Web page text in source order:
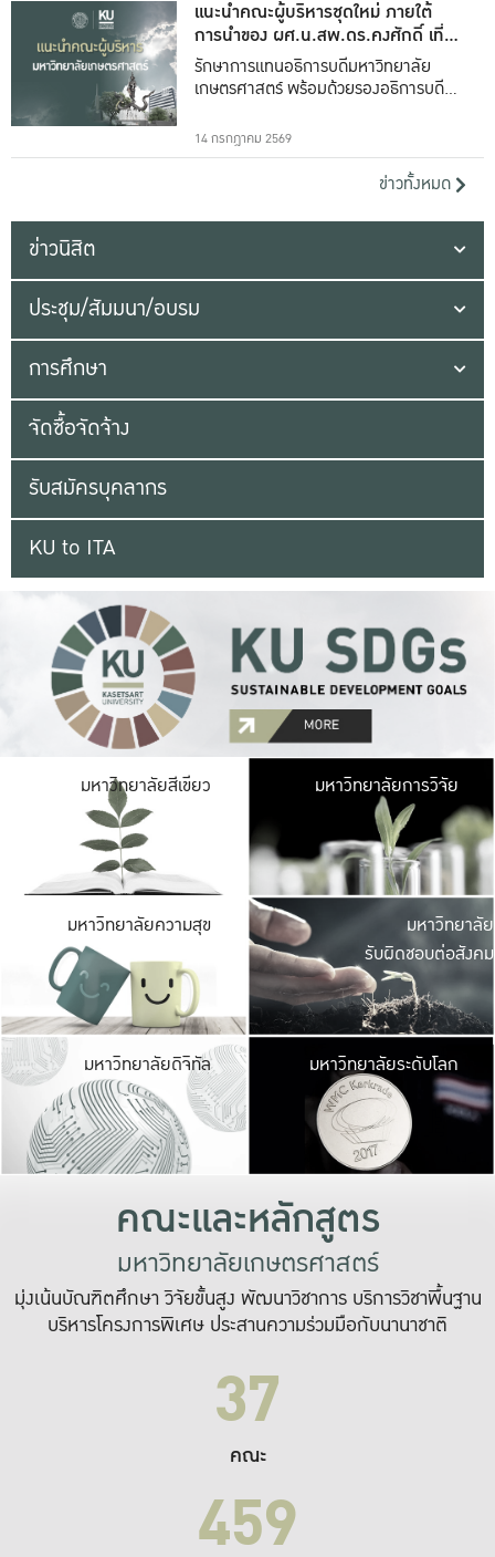
แนะนำคณะผู้บริหารชุดใหม่ ภายใต้
การนำของ ผศ.น.สพ.ดร.คงศักดิ์ เที่ยง
ธรรม
รักษาการแทนอธิการบดีมหาวิทยาลัย
เกษตรศาสตร์ พร้อมด้วยรองอธิการบดีทั้ง
14 กรกฎาคม 2569
ข่าวทั้งหมด
ข่าวนิสิต
ประชุม/สัมมนา/อบรม
การศึกษา
จัดซื้อจัดจ้าง
รับสมัครบุคลากร
KU to ITA
มหาวิทยาลัยสีเขียว มหาวิ
มีพื้นที่เขียวสดใส
เป็นป่าในเมือง เกษต
มหาวิทยาลัยการวิจัย
มหาวิทยาลัยความสุข มหาวิ
ค
เปิดประ
และพบเรื่องราวใ
มหาวิทยาลัย
รับผิดชอบต่อสังคม
มหาวิทยาลัยดิจิทัล มหาวิ
เปลี่ยนแปลง แล
เพื่อทำง
ระบบสารสนเทศ
มหาวิทยาลัยระดับโลก
คณะและหลักสูตร
มหาวิทยาลัยเกษตรศาสตร์
มุ่งเน้นบัณฑิตศึกษา วิจัยขั้นสูง พัฒนาวิชาการ บริการวิชาพื้นฐาน
บริหารโครงการพิเศษ ประสานความร่วมมือกับนานาชาติ
37
คณะ
459